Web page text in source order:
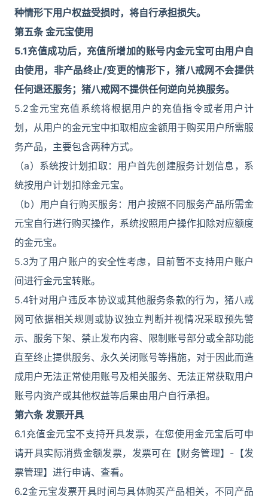
种情形下用户权益受损时，将自行承担损失。
第五条 金元宝使用
5.1充值成功后，充值所增加的账号内金元宝可由用户自
由使用，非产品终止/变更的情形下，猪八戒网不会提供
任何退还服务；猪八戒网不提供任何逆向兑换服务。
5.2金元宝充值系统将根据用户的充值指令或者用户计
划，从用户的金元宝中扣取相应金额用于购买用户所需服
务产品，主要包含两种方式。
（a）系统按计划扣取：用户首先创建服务计划信息，系
统按用户计划扣除金元宝。
（b）用户自行购买服务：用户按照不同服务产品所需金
元宝自行进行购买操作，系统按照用户操作扣除对应额度
的金元宝。
5.3为了用户账户的安全性考虑，目前暂不支持用户账户
间进行金元宝转账。
5.4针对用户违反本协议或其他服务条款的行为，猪八戒
网可依据相关规则或协议独立判断并视情况采取预先警
示、服务下架、禁止发布内容、限制账号部分或全部功能
直至终止提供服务、永久关闭账号等措施，对于因此而造
成用户无法正常使用账号及相关服务、无法正常获取用户
账号内资产或其他权益等后果由用户自行承担。
第六条 发票开具
6.1充值金元宝不支持开具发票，在您使用金元宝后可申
请开具实际消费金额发票，发票可在【财务管理】-【发
票管理】进行申请、查看。
6.2金元宝发票开具时间与具体购买产品相关，不同产品